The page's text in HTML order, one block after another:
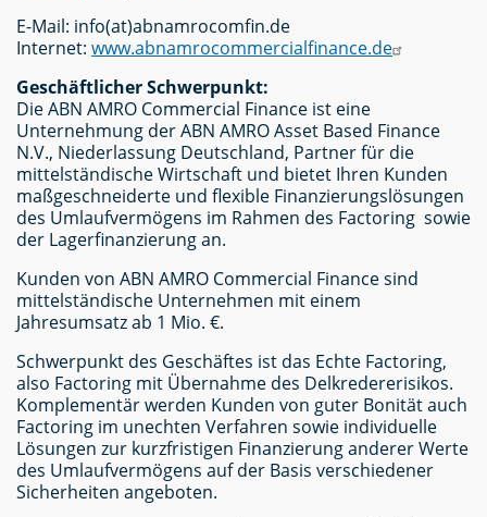
E-Mail: info(at)abnamrocomfin.de
Internet: www.abnamrocommercialfinance.de
Geschäftlicher Schwerpunkt:
Die ABN AMRO Commercial Finance ist eine
Unternehmung der ABN AMRO Asset Based Finance
N.V., Niederlassung Deutschland, Partner für die
mittelständische Wirtschaft und bietet Ihren Kunden
maßgeschneiderte und flexible Finanzierungslösungen
des Umlaufvermögens im Rahmen des Factoring sowie
der Lagerfinanzierung an.
Kunden von ABN AMRO Commercial Finance sind
mittelständische Unternehmen mit einem
Jahresumsatz ab 1 Mio. €.
Schwerpunkt des Geschäftes ist das Echte Factoring,
also Factoring mit Übernahme des Delkredererisikos.
Komplementär werden Kunden von guter Bonität auch
Factoring im unechten Verfahren sowie individuelle
Lösungen zur kurzfristigen Finanzierung anderer Werte
des Umlaufvermögens auf der Basis verschiedener
Sicherheiten angeboten.